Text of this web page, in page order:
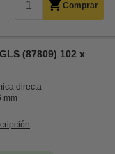
Comprar
(87809) 102 x
directa
mm